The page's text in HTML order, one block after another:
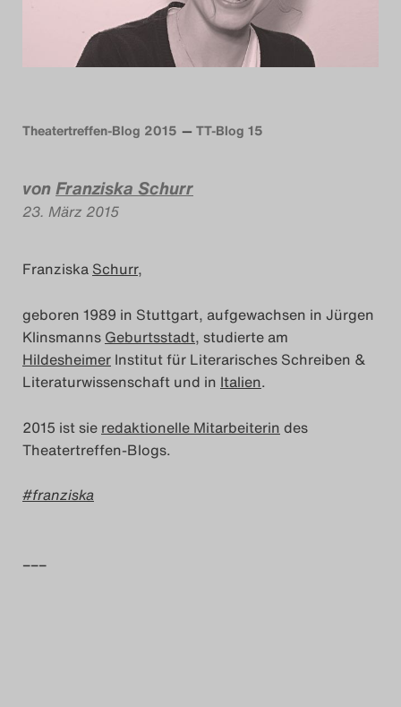
Das Theatertreffen-Blog
2014
Das Theatertreffen-Blog
Das Theatertreffen-Blog
Das Theatertreffen-Blog
2017
Das Theatertreffen-Blog
2018
Das Theatertreffen-Blog
2018 Alumni
Theatertreffen-Blog 2015 TT-Blog 15
vonFranziska Schurr
23. März 2015
Franziska Schurr,
geboren 1989 in Stuttgart, aufgewachsen in Jürgen
Klinsmanns Geburtsstadt, studierte am
Hildesheimer Institut für Literarisches Schreiben &
Literaturwissenschaft und in Italien.
2015 ist sie redaktionelle Mitarbeiterin des
Theatertreffen-Blogs.
franziska
–––